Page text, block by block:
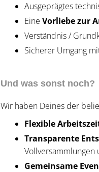
Ausgeprägtes
Eine Vorliebe zur
Verständnis /
Sicherer Umgang
Und was sonst noch?
Wir haben Deines der
Flexible
Transparente
Gemeinsame